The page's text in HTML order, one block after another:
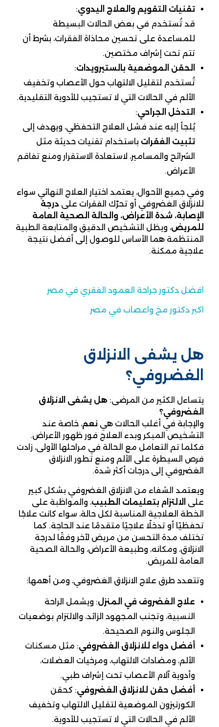
تقنيات التقويم والعلاج اليدوي:
قد تُستخدم في بعض الحالات البسيطة
للمساعدة على تحسين محاذاة الفقرات، بشرط أن
تتم تحت إشراف مختصين.
الحقن الموضعية بالستيرويدات:
تُستخدم لتقليل الالتهاب حول الأعصاب وتخفيف
الألم في الحالات التي لا تستجيب للأدوية التقليدية.
التدخل الجراحي:
يُلجأ إليه عند فشل العلاج التحفظي، ويهدف إلى
تثبيت الفقرات باستخدام تقنيات حديثة مثل
الشرائح والمسامير، لاستعادة الاستقرار ومنع تفاقم
الأعراض.
وفي جميع الأحوال، يعتمد اختيار العلاج النهائي سواء
للانزلاق الغضروفي أو تحرّك الفقرات على درجة
الإصابة، شدة الأعراض، والحالة الصحية العامة
للمريض، ويظل التشخيص الدقيق والمتابعة الطبية
المنتظمة هما الأساس للوصول إلى أفضل نتيجة
علاجية ممكنة.
افضل دكتور جراحة العمود الفقري في مصر
اكبر دكتور مخ واعصاب في مصر
هل يشفى الانزلاق
الغضروفي؟
يتساءل الكثير من المرضى: هل يشفى الانزلاق
الغضروفي؟
والإجابة في أغلب الحالات هي نعم، خاصة عند
التشخيص المبكر وبدء العلاج فور ظهور الأعراض.
فكلما تم التعامل مع الحالة في مراحلها الأولى، زادت
فرص السيطرة على الألم ومنع تطور الانزلاق
الغضروفي إلى درجات أكثر شدة.
ويعتمد الشفاء من الانزلاق الغضروفي بشكل كبير
على الالتزام بتعليمات الطبيب، والمواظبة على
الخطة العلاجية المناسبة لكل حالة، سواء كانت علاجًا
تحفظيًا أو تدخلًا علاجيًا متقدمًا عند الحاجة. كما
تختلف مدة التحسن من مريض لآخر وفقًا لدرجة
الانزلاق، ومكانه، وطبيعة الأعراض، والحالة الصحية
العامة للمريض.
وتتعدد طرق علاج الانزلاق الغضروفي، ومن أهمها:
علاج الغضروف في المنزل: ويشمل الراحة
النسبية، وتجنب المجهود الزائد، والالتزام بوضعيات
الجلوس والنوم الصحيحة.
أفضل دواء للانزلاق الغضروفي: مثل مسكنات
الألم، ومضادات الالتهاب، ومرخيات العضلات،
وأدوية آلام الأعصاب تحت إشراف طبي.
أفضل حقن للانزلاق الغضروفي: كحقن
الكورتيزون الموضعية لتقليل الالتهاب وتخفيف
الألم في الحالات التي لا تستجيب للأدوية.